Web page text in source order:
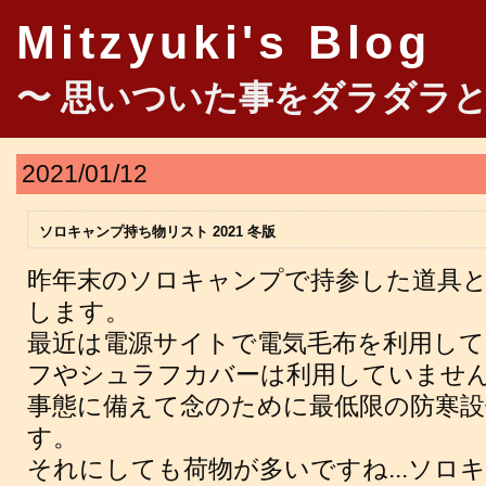
Mitzyuki's Blog
〜 思いついた事をダラダラ
2021/01/12
ソロキャンプ持ち物リスト 2021 冬版
昨年末のソロキャンプで持参した道具
します。
最近は電源サイトで電気毛布を利用し
フやシュラフカバーは利用していませ
事態に備えて念のために最低限の防寒
す。
それにしても荷物が多いですね...ソロ